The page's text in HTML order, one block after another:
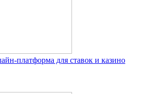
платформа для ставок и казино